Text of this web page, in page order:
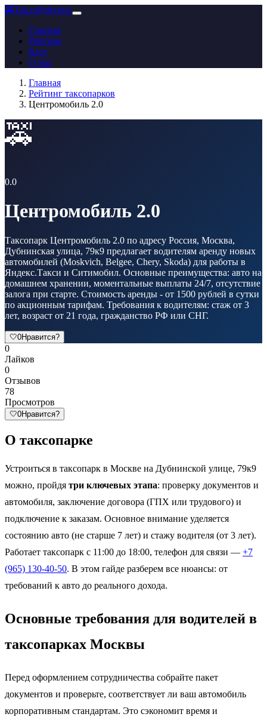
🚕ТаксоРейтинг
Главная
Рейтинг
Блог
О нас
Главная
Рейтинг таксопарков
Центромобиль 2.0
🚕
0.0
Центромобиль 2.0
Таксопарк Центромобиль 2.0 по адресу Россия, Москва,
Дубнинская улица, 79к9 предлагает водителям аренду новых
автомобилей (Moskvich, Belgee, Chery, Skoda) для работы в
Яндекс.Такси и Ситимобил. Основные преимущества: авто на
домашнем хранении, моментальные выплаты 24/7, отсутствие
залога при старте. Стоимость аренды - от 1500 рублей в сутки
по акционным тарифам. Требования к водителям: стаж от 3
лет, возраст от 21 года, гражданство РФ или СНГ.
🤍0Нравится?
0
Лайков
0
Отзывов
78
Просмотров
🤍0Нравится?
О таксопарке
Устроиться в таксопарк в Москве на Дубнинской улице, 79к9
можно, пройдя три ключевых этапа: проверку документов и
автомобиля, заключение договора (ГПХ или трудового) и
подключение к заказам. Основное внимание уделяется
состоянию авто (не старше 7 лет) и стажу водителя (от 3 лет).
Работает таксопарк с 11:00 до 18:00, телефон для связи — +7
(965) 130-40-50. В этом гайде разберем все нюансы: от
требований к авто до реального дохода.
Основные требования для водителей в
таксопарках Москвы
Перед оформлением сотрудничества собрайте пакет
документов и проверьте, соответствует ли ваш автомобиль
корпоративным стандартам. Это сэкономит время и